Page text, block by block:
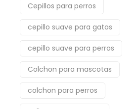
Cepillos para perros
cepillo suave para gatos
cepillo suave para perros
Colchon para mascotas
colchon para perros